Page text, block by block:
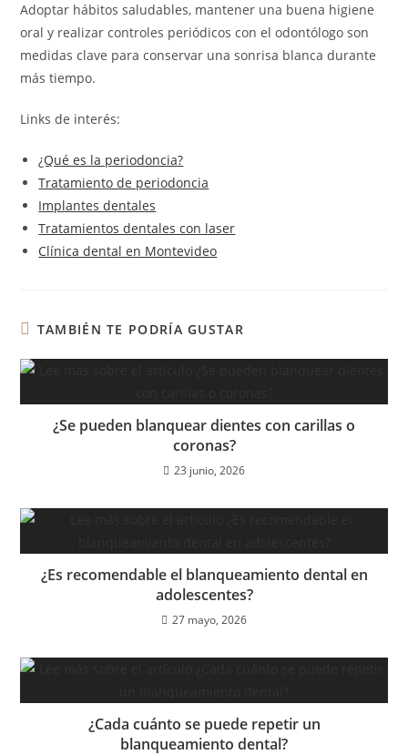
Adoptar hábitos saludables, mantener una buena higiene
oral y realizar controles periódicos con el odontólogo son
medidas clave para conservar una sonrisa blanca durante
más tiempo.
Links de interés:
¿Qué es la periodoncia?
Tratamiento de periodoncia
Implantes dentales
Tratamientos dentales con laser
Clínica dental en Montevideo
TAMBIÉN TE PODRÍA GUSTAR
¿Se pueden blanquear dientes con carillas o
coronas?
23 junio, 2026
¿Es recomendable el blanqueamiento dental en
adolescentes?
27 mayo, 2026
¿Cada cuánto se puede repetir un
blanqueamiento dental?